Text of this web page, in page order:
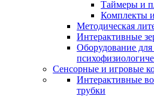
Таймеры и
Комплекты
Методическая
Интерактивные
Оборудование для
Сенсорные и игровые
Интерактивные
трубки